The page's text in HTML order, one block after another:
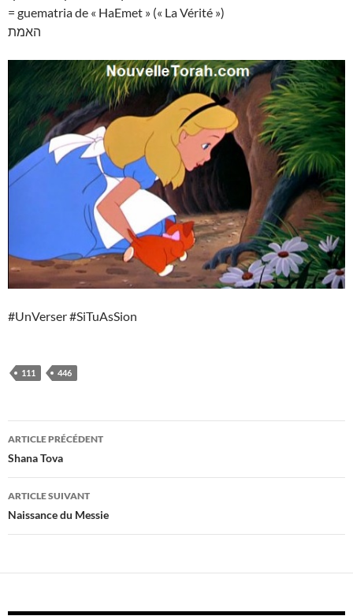
= guematria de « HaEmet » (« La Vérité »)
האמת
#UnVerser #SiTuAsSion
111 446
Navigation
des
articles
ARTICLE PRÉCÉDENT
Shana Tova
ARTICLE SUIVANT
Naissance du Messie